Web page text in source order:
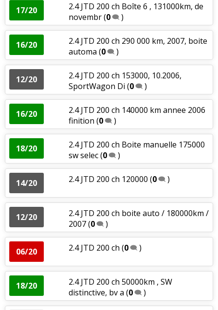
17/20
2.4 JTD 200 ch Boîte 6 , 131000km, de
novembr(0 )
16/20
2.4 JTD 200 ch 290 000 km, 2007, boite
automa (0 )
12/20
2.4 JTD 200 ch 153000, 10.2006,
SportWagon Di (0 )
16/20
2.4 JTD 200 ch 140000 km annee 2006
finition (0 )
18/20
2.4 JTD 200 ch Boite manuelle 175000
sw selec(0 )
14/20 2.4 JTD 200 ch 120000 (0 )
12/20
2.4 JTD 200 ch boite auto / 180000km /
2007(0 )
06/20 2.4 JTD 200 ch (0 )
18/20
2.4 JTD 200 ch 50000km , SW
distinctive, bv a (0 )